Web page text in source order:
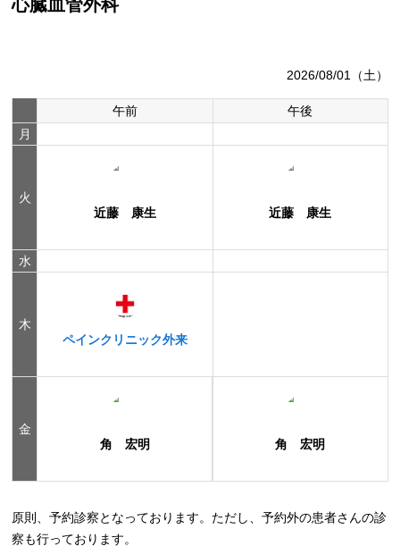
心臓血管外科
2026/08/01（土）
月
火
水
木
金
午前
近藤 康生
ペインクリニック外来
角 宏明
午後
近藤 康生
角 宏明
原則、予約診察となっております。ただし、予約外の患者さんの診
察も行っております。